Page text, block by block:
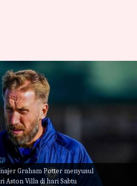
Graham Potter menyusul
Aston Villa di hari Sabtu
manajer
Mengupas
01:11 pm
manajer Graham Potter